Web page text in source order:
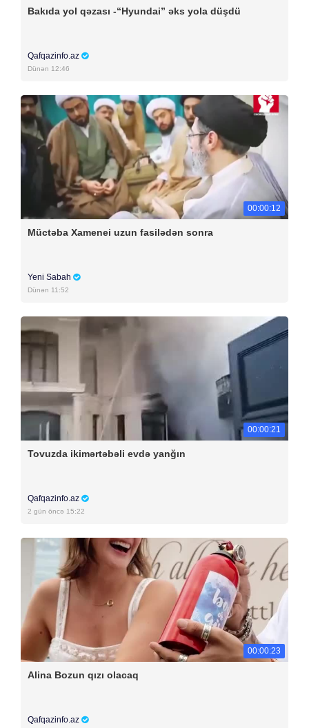
Bakıda yol qəzası -“Hyundai” əks yola düşdü
Qafqazinfo.az
Dünən 12:46
00:00:12
Müctəba Xamenei uzun fasilədən sonra
Yeni Sabah
Dünən 11:52
00:00:21
Tovuzda ikimərtəbəli evdə yanğın
Qafqazinfo.az
2 gün öncə 15:22
00:00:23
Alina Bozun qızı olacaq
Qafqazinfo.az